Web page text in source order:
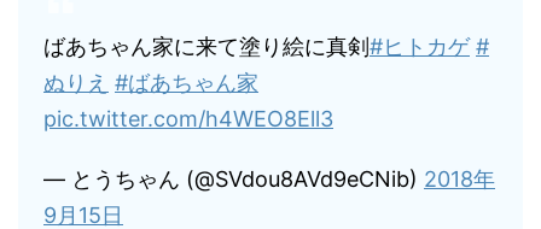
ばあちゃん家に来て塗り絵に真剣#ヒトカゲ #
ぬりえ #ばあちゃん家
pic.twitter.com/h4WEO8Ell3
— とうちゃん (@SVdou8AVd9eCNib) 2018年
9月15日